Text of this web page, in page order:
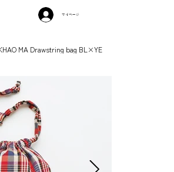
マイページ
MA Drawstring bag BL×YE